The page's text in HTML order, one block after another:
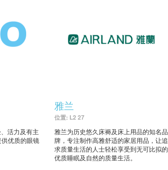
活力及有主
优质的眼镜
雅兰
位置: L2 27
雅兰为历史悠久床褥及床上用品的知名品
牌，专注制作高雅舒适的家居用品，让追
求质量生活的人士轻松享受到无可比拟的
优质睡眠及自然的质量生活。